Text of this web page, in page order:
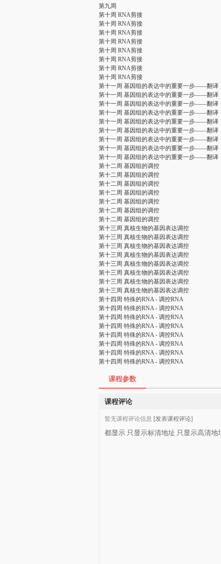
第九周
第十周 RNA剪接
第十周 RNA剪接
第十周 RNA剪接
第十周 RNA剪接
第十周 RNA剪接
第十周 RNA剪接
第十周 RNA剪接
第十周 RNA剪接
第十一周 基因组的表达中的重要一步——翻译
第十一周 基因组的表达中的重要一步——翻译
第十一周 基因组的表达中的重要一步——翻译
第十一周 基因组的表达中的重要一步——翻译
第十一周 基因组的表达中的重要一步——翻译
第十一周 基因组的表达中的重要一步——翻译
第十一周 基因组的表达中的重要一步——翻译
第十一周 基因组的表达中的重要一步——翻译
第十一周 基因组的表达中的重要一步——翻译
第十二周 基因组的调控
第十二周 基因组的调控
第十二周 基因组的调控
第十二周 基因组的调控
第十二周 基因组的调控
第十二周 基因组的调控
第十二周 基因组的调控
第十三周 真核生物的基因表达调控
第十三周 真核生物的基因表达调控
第十三周 真核生物的基因表达调控
第十三周 真核生物的基因表达调控
第十三周 真核生物的基因表达调控
第十三周 真核生物的基因表达调控
第十三周 真核生物的基因表达调控
第十三周 真核生物的基因表达调控
第十四周 特殊的RNA - 调控RNA
第十四周 特殊的RNA - 调控RNA
第十四周 特殊的RNA - 调控RNA
第十四周 特殊的RNA - 调控RNA
第十四周 特殊的RNA - 调控RNA
第十四周 特殊的RNA - 调控RNA
第十四周 特殊的RNA - 调控RNA
第十四周 特殊的RNA - 调控RNA
课程参数
课程评论
暂无课程评论信息 [发表课程评论]
都显示 只显示标清地址 只显示高清地